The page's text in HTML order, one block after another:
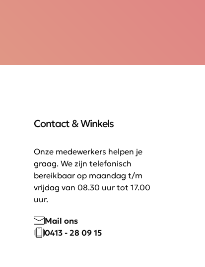
Contact & Winkels
Onze medewerkers helpen je
graag. We zijn telefonisch
bereikbaar op maandag t/m
vrijdag van 08.30 uur tot 17.00
uur.
Mail ons
0413 - 28 09 15